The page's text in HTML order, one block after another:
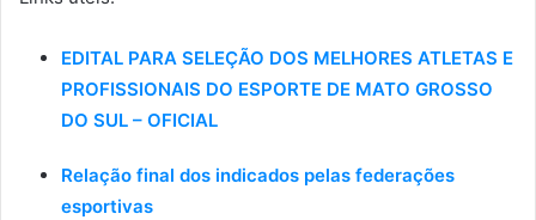
EDITAL PARA SELEÇÃO DOS MELHORES ATLETAS E
PROFISSIONAIS DO ESPORTE DE MATO GROSSO
DO SUL – OFICIAL
Relação final dos indicados pelas federações
esportivas